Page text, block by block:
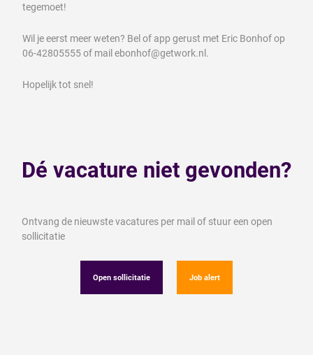
tegemoet!
Wil je eerst meer weten? Bel of app gerust met Eric Bonhof op
06-42805555 of mail ebonhof@getwork.nl.
Hopelijk tot snel!
Dé vacature niet gevonden?
Ontvang de nieuwste vacatures per mail of stuur een open
sollicitatie
Open sollicitatie Job alert